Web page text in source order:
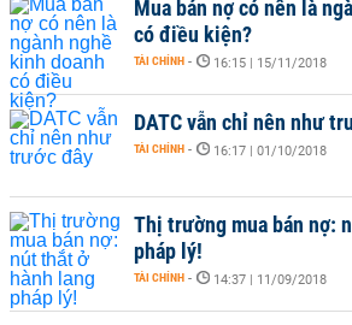
Mua bán nợ có nên là
có điều kiện?
TÀI CHÍNH - 16:15 | 15/11/2018
DATC vẫn chỉ nên như
TÀI CHÍNH - 16:17 | 01/10/2018
Thị trường mua bán nợ:
pháp lý!
TÀI CHÍNH - 14:37 | 11/09/2018